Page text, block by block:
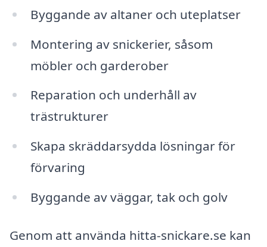
Byggande av altaner och uteplatser
Montering av snickerier, såsom
möbler och garderober
Reparation och underhåll av
trästrukturer
Skapa skräddarsydda lösningar för
förvaring
Byggande av väggar, tak och golv
Genom att använda hitta-snickare.se kan